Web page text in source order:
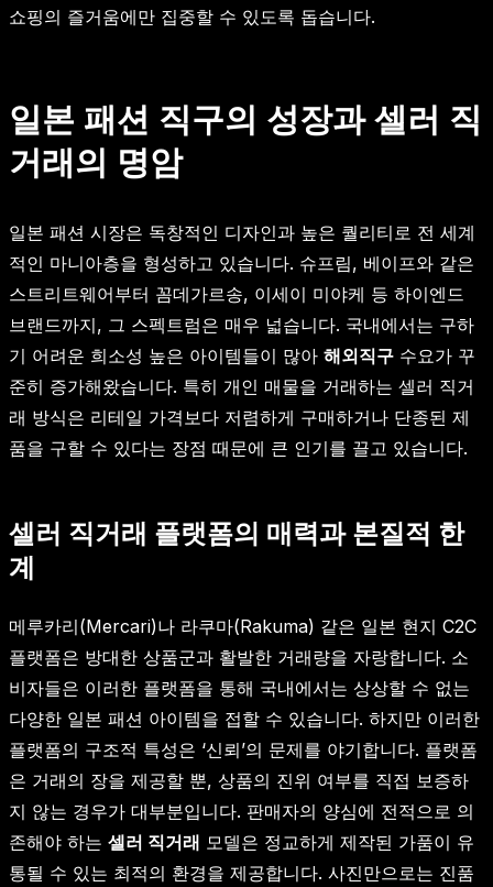
쇼핑의 즐거움에만 집중할 수 있도록 돕습니다.
일본 패션 직구의 성장과 셀러 직
거래의 명암
일본 패션 시장은 독창적인 디자인과 높은 퀄리티로 전 세계
적인 마니아층을 형성하고 있습니다. 슈프림, 베이프와 같은
스트리트웨어부터 꼼데가르송, 이세이 미야케 등 하이엔드
브랜드까지, 그 스펙트럼은 매우 넓습니다. 국내에서는 구하
기 어려운 희소성 높은 아이템들이 많아 해외직구 수요가 꾸
준히 증가해왔습니다. 특히 개인 매물을 거래하는 셀러 직거
래 방식은 리테일 가격보다 저렴하게 구매하거나 단종된 제
품을 구할 수 있다는 장점 때문에 큰 인기를 끌고 있습니다.
셀러 직거래 플랫폼의 매력과 본질적 한
계
메루카리(Mercari)나 라쿠마(Rakuma) 같은 일본 현지 C2C
플랫폼은 방대한 상품군과 활발한 거래량을 자랑합니다. 소
비자들은 이러한 플랫폼을 통해 국내에서는 상상할 수 없는
다양한 일본 패션 아이템을 접할 수 있습니다. 하지만 이러한
플랫폼의 구조적 특성은 ‘신뢰’의 문제를 야기합니다. 플랫폼
은 거래의 장을 제공할 뿐, 상품의 진위 여부를 직접 보증하
지 않는 경우가 대부분입니다. 판매자의 양심에 전적으로 의
존해야 하는 셀러 직거래 모델은 정교하게 제작된 가품이 유
통될 수 있는 최적의 환경을 제공합니다. 사진만으로는 진품